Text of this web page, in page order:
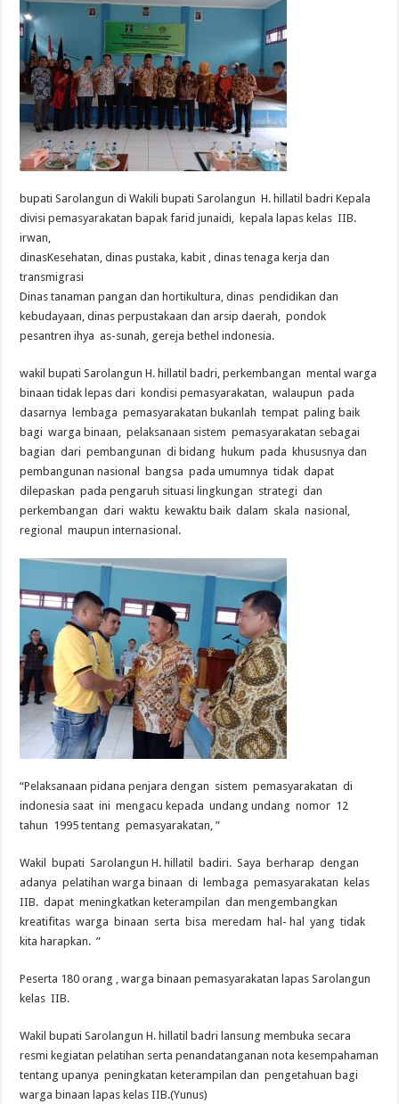
bupati Sarolangun di Wakili bupati Sarolangun H. hillatil badri Kepala
divisi pemasyarakatan bapak farid junaidi, kepala lapas kelas IIB.
irwan,
dinasKesehatan, dinas pustaka, kabit , dinas tenaga kerja dan
transmigrasi
Dinas tanaman pangan dan hortikultura, dinas pendidikan dan
kebudayaan, dinas perpustakaan dan arsip daerah, pondok
pesantren ihya as-sunah, gereja bethel indonesia.
wakil bupati Sarolangun H. hillatil badri, perkembangan mental warga
binaan tidak lepas dari kondisi pemasyarakatan, walaupun pada
dasarnya lembaga pemasyarakatan bukanlah tempat paling baik
bagi warga binaan, pelaksanaan sistem pemasyarakatan sebagai
bagian dari pembangunan di bidang hukum pada khususnya dan
pembangunan nasional bangsa pada umumnya tidak dapat
dilepaskan pada pengaruh situasi lingkungan strategi dan
perkembangan dari waktu kewaktu baik dalam skala nasional,
regional maupun internasional.
“Pelaksanaan pidana penjara dengan sistem pemasyarakatan di
indonesia saat ini mengacu kepada undang undang nomor 12
tahun 1995 tentang pemasyarakatan, ”
Wakil bupati Sarolangun H. hillatil badiri. Saya berharap dengan
adanya pelatihan warga binaan di lembaga pemasyarakatan kelas
IIB. dapat meningkatkan keterampilan dan mengembangkan
kreatifitas warga binaan serta bisa meredam hal- hal yang tidak
kita harapkan. ”
Peserta 180 orang , warga binaan pemasyarakatan lapas Sarolangun
kelas IIB.
Wakil bupati Sarolangun H. hillatil badri lansung membuka secara
resmi kegiatan pelatihan serta penandatanganan nota kesempahaman
tentang upanya peningkatan keterampilan dan pengetahuan bagi
warga binaan lapas kelas IIB.(Yunus)